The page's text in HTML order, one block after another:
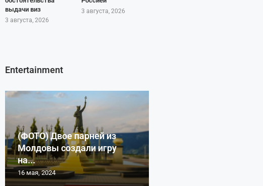
выдачи виз
3 августа, 2026
3 августа, 2026
Entertainment
(ФОТО) Двое парней из
Молдовы создали игру
на...
16 мая, 2024